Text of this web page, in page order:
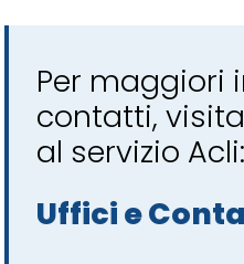
Per maggiori
contatti,
al servizio Acli:
Uffici e